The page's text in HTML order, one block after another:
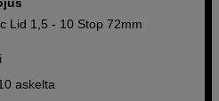
Lid 1,5 - 10 Stop 72mm
askelta